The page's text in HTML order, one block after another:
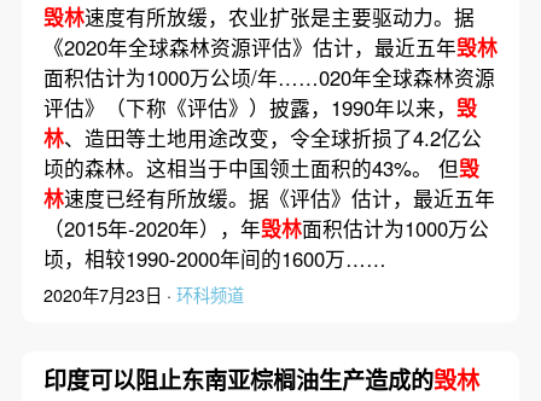
毁林速度有所放缓，农业扩张是主要驱动力。据
《2020年全球森林资源评估》估计，最近五年毁林
面积估计为1000万公顷/年……020年全球森林资源
评估》（下称《评估》）披露，1990年以来， 毁
林、造田等土地用途改变，令全球折损了4.2亿公
顷的森林。这相当于中国领土面积的43%。 但毁
林速度已经有所放缓。据《评估》估计，最近五年
（2015年-2020年），年毁林面积估计为1000万公
顷，相较1990-2000年间的1600万……
2020年7月23日 · 环科频道
印度可以阻止东南亚棕榈油生产造成的毁林